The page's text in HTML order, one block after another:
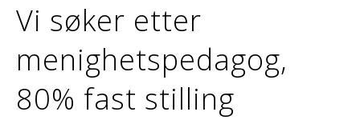
Vi søker etter
menighetspedagog,
80% fast stilling